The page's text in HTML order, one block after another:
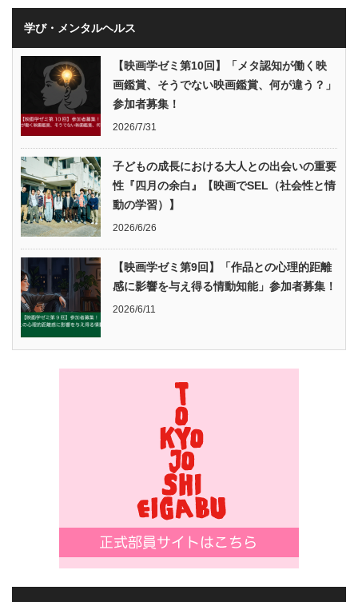
学び・メンタルヘルス
【映画学ゼミ第10回】「メタ認知が働く映
画鑑賞、そうでない映画鑑賞、何が違う？」
参加者募集！
2026/7/31
子どもの成長における大人との出会いの重要
性『四月の余白』【映画でSEL（社会性と情
動の学習）】
2026/6/26
【映画学ゼミ第9回】「作品との心理的距離
感に影響を与え得る情動知能」参加者募集！
2026/6/11